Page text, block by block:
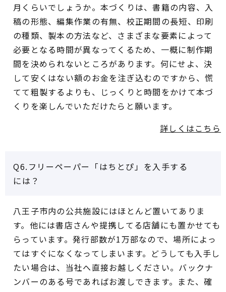
月くらいでしょうか。本づくりは、書籍の内容、入
稿の形態、編集作業の有無、校正期間の長短、印刷
の種類、製本の方法など、さまざまな要素によって
必要となる時間が異なってくるため、一概に制作期
間を決められないところがあります。何にせよ、決
して安くはない額のお金を注ぎ込むのですから、慌
てて粗製するよりも、じっくりと時間をかけて本づ
くりを楽しんでいただけたらと願います。
詳しくはこちら
Q6.フリーペーパー「はちとぴ」を入手する
には？
八王子市内の公共施設にはほとんど置いてありま
す。他には書店さんや提携してる店舗にも置かせても
らっています。発行部数が1万部なので、場所によっ
てはすぐになくなってしまいます。どうしても入手し
たい場合は、当社へ直接お越しください。バックナ
ンバーのある号であればお渡しできます。また、確